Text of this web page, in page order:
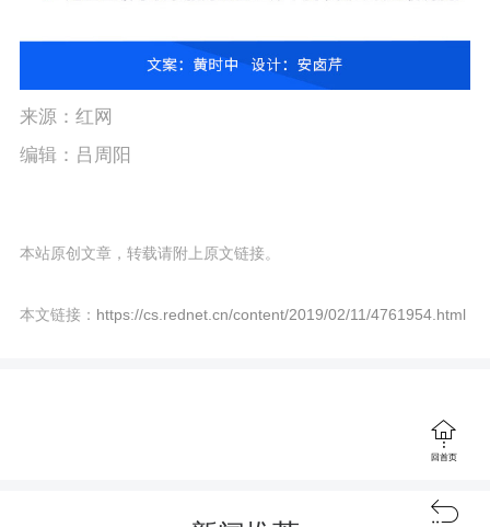
来源：红网
编辑：吕周阳
本站原创文章，转载请附上原文链接。
本文链接： https://cs.rednet.cn/content/2019/02/11/4761954.html

回首页
